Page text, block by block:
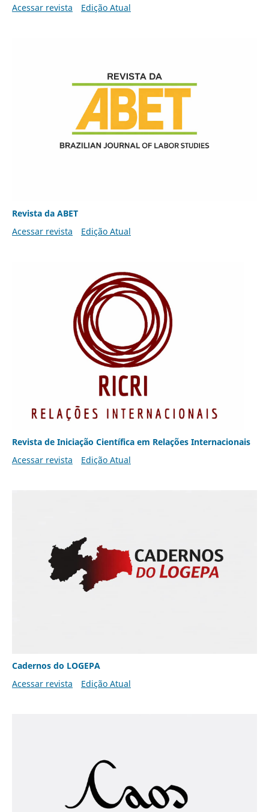
Acessar revista Edição Atual
Revista da ABET
Acessar revista
Edição Atual
Revista de Iniciação Científica em Relações Internacionais
Acessar revista
Edição Atual
Cadernos do LOGEPA
Acessar revista
Edição Atual